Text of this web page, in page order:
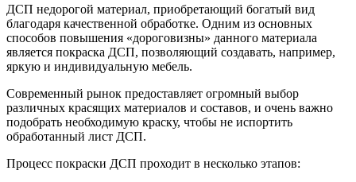
ДСП недорогой материал, приобретающий богатый вид
благодаря качественной обработке. Одним из основных
способов повышения «дороговизны» данного материала
является покраска ДСП, позволяющий создавать, например,
яркую и индивидуальную мебель.
Современный рынок предоставляет огромный выбор
различных красящих материалов и составов, и очень важно
подобрать необходимую краску, чтобы не испортить
обработанный лист ДСП.
Процесс покраски ДСП проходит в несколько этапов: